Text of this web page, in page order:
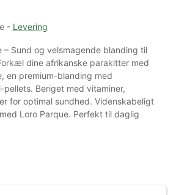
- Levering
– Sund og velsmagende blanding til
dine afrikanske parakitter med
en premium-blanding med
pellets. Beriget med vitaminer,
for optimal sundhed. Videnskabeligt
Loro Parque. Perfekt til daglig